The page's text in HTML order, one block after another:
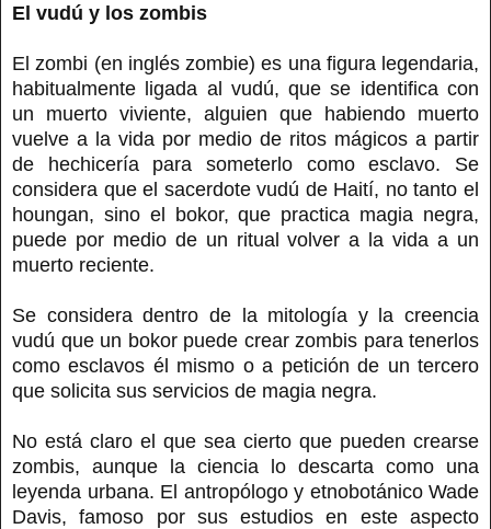
El vudú y los zombis
El zombi (en inglés zombie) es una figura legendaria,
habitualmente ligada al vudú, que se identifica con
un muerto viviente, alguien que habiendo muerto
vuelve a la vida por medio de ritos mágicos a partir
de hechicería para someterlo como esclavo. Se
considera que el sacerdote vudú de Haití, no tanto el
houngan, sino el bokor, que practica magia negra,
puede por medio de un ritual volver a la vida a un
muerto reciente.
Se considera dentro de la mitología y la creencia
vudú que un bokor puede crear zombis para tenerlos
como esclavos él mismo o a petición de un tercero
que solicita sus servicios de magia negra.
No está claro el que sea cierto que pueden crearse
zombis, aunque la ciencia lo descarta como una
leyenda urbana. El antropólogo y etnobotánico Wade
Davis, famoso por sus estudios en este aspecto